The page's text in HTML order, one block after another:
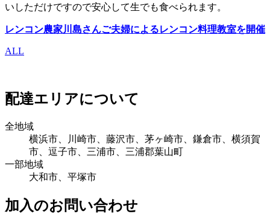
いしただけですので安心して生でも食べられます。
レンコン農家川島さんご夫婦によるレンコン料理教室を開催
ALL
配達エリアについて
全地域
横浜市、川崎市、藤沢市、茅ヶ崎市、鎌倉市、横須賀
市、逗子市、三浦市、三浦郡葉山町
一部地域
大和市、平塚市
加入のお問い合わせ